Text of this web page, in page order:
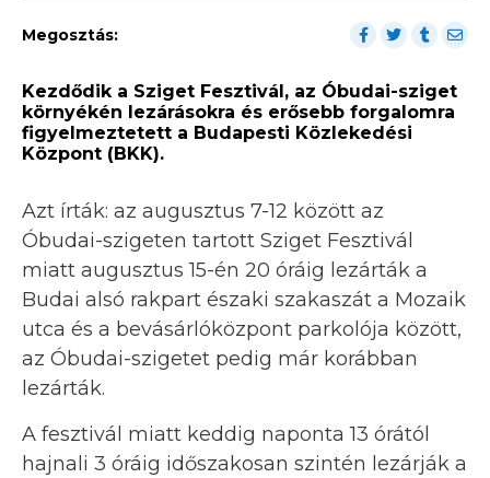
Megosztás:
Kezdődik a Sziget Fesztivál, az Óbudai-sziget
környékén lezárásokra és erősebb forgalomra
figyelmeztetett a Budapesti Közlekedési
Központ (BKK).
Azt írták: az augusztus 7-12 között az
Óbudai-szigeten tartott Sziget Fesztivál
miatt augusztus 15-én 20 óráig lezárták a
Budai alsó rakpart északi szakaszát a Mozaik
utca és a bevásárlóközpont parkolója között,
az Óbudai-szigetet pedig már korábban
lezárták.
A fesztivál miatt keddig naponta 13 órától
hajnali 3 óráig időszakosan szintén lezárják a